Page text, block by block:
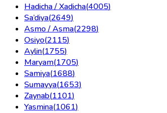
Hadicha / Xadicha(4005)
Sa’diya(2649)
Asmo / Asma(2298)
Osiyo(2115)
Aylin(1755)
Maryam(1705)
Samiya(1688)
Sumayya(1653)
Zaynab(1101)
Yasmina(1061)